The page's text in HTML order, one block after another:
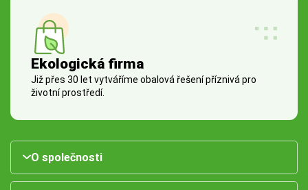
Ekologická firma
Již přes 30 let vytváříme obalová řešení příznivá pro
životní prostředí.
O společnosti